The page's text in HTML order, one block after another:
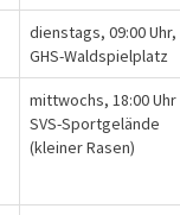
dienstags, 09:00 Uhr,
GHS-Waldspielplatz
mittwochs, 18:00 Uhr
SVS-Sportgelände
(kleiner Rasen)